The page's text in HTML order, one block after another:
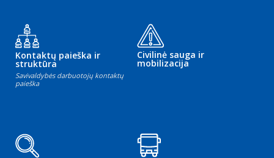
Kontaktų paieška ir
struktūra
Savivaldybės darbuotojų kontaktų
paieška
Civilinė sauga ir
mobilizacija